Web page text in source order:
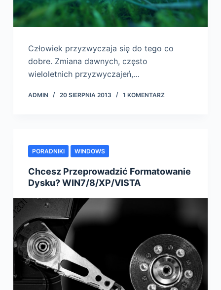
Człowiek przyzwyczaja się do tego co
dobre. Zmiana dawnych, często
wieloletnich przyzwyczajeń,…
ADMIN 20 SIERPNIA 2013 1 KOMENTARZ
PORADNIKI WINDOWS
Chcesz Przeprowadzić Formatowanie
Dysku? WIN7/8/XP/VISTA